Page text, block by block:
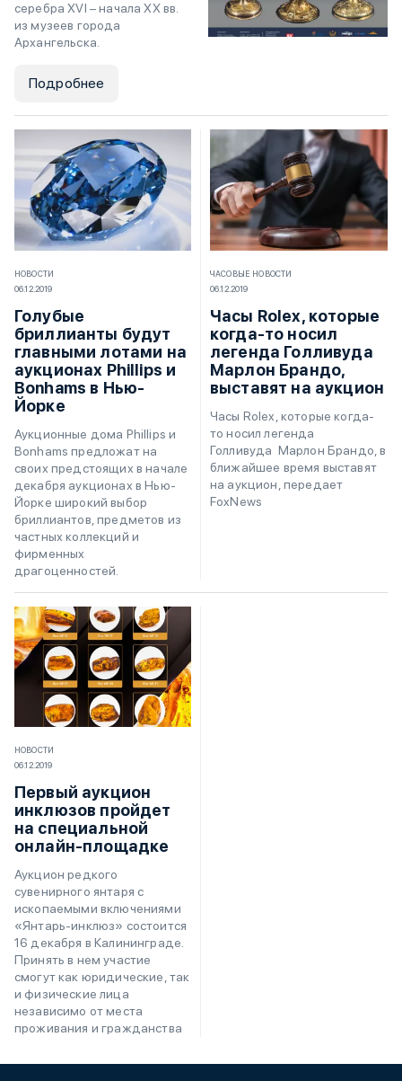
серебра XVI – начала XX вв.
из музеев города
Архангельска.
Подробнее
НОВОСТИ
06.12.2019
Голубые
бриллианты будут
главными лотами на
аукционах Phillips и
Bonhams в Нью-
Йорке
Аукционные дома Phillips и
Bonhams предложат на
своих предстоящих в начале
декабря аукционах в Нью-
Йорке широкий выбор
бриллиантов, предметов из
частных коллекций и
фирменных
драгоценностей.
ЧАСОВЫЕ НОВОСТИ
06.12.2019
Часы Rolex, которые
когда-то носил
легенда Голливуда
Марлон Брандо,
выставят на аукцион
Часы Rolex, которые когда-
то носил легенда
Голливуда Марлон Брандо, в
ближайшее время выставят
на аукцион, передает
FoxNews
НОВОСТИ
06.12.2019
Первый аукцион
инклюзов пройдет
на специальной
онлайн-площадке
Аукцион редкого
сувенирного янтаря с
ископаемыми включениями
«Янтарь-инклюз» состоится
16 декабря в Калининграде.
Принять в нем участие
смогут как юридические, так
и физические лица
независимо от места
проживания и гражданства